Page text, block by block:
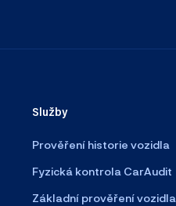
Služby
Prověření historie vozidla
Fyzická kontrola CarAudit
Základní prověření vozidla